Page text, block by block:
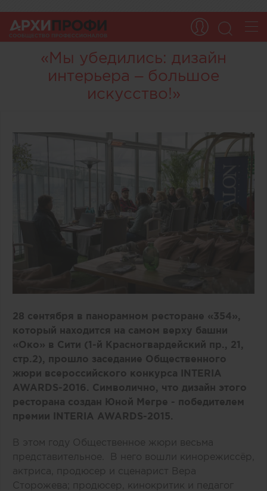
«Мы убедились: дизайн
интерьера – большое
искусство!»
28 сентября в панорамном ресторане «354»,
который находится на самом верху башни
«Око» в Сити (1-й Красногвардейский пр., 21,
стр.2), прошло заседание Общественного
жюри всероссийского конкурса INTERIA
AWARDS-2016. Символично, что дизайн этого
ресторана создан Юной Мегре - победителем
премии INTERIA AWARDS-2015.
В этом году Общественное жюри весьма
представительное. В него вошли кинорежиссёр,
актриса, продюсер и сценарист Вера
Сторожева; продюсер, кинокритик и педагог